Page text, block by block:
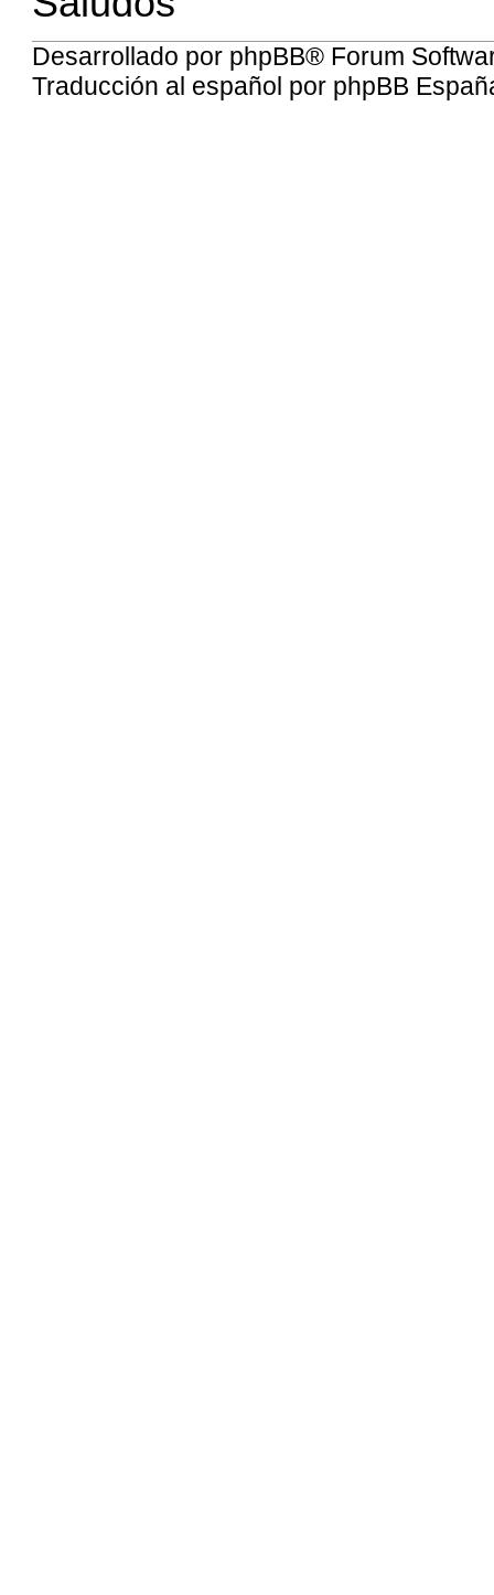
Desarrollado por phpBB® Forum
Traducción al español por phpBB